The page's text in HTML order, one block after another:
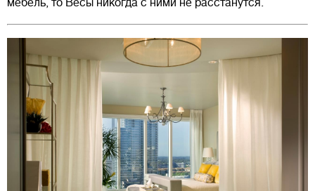
мебель, то Весы никогда с ними не расстанутся.